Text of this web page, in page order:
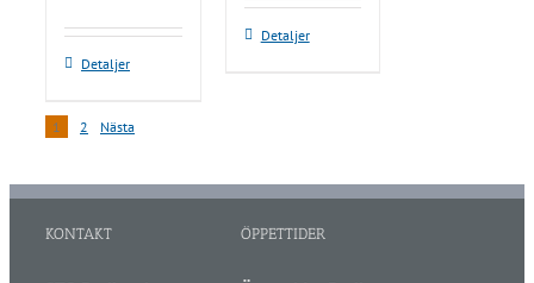
Detaljer
Detaljer
1 2 Nästa
KONTAKT ÖPPETTIDER